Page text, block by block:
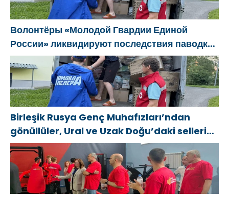
Волонтёры «Молодой Гвардии Единой
России» ликвидируют последствия паводков
на Урале и Дальнем Востоке
Birleşik Rusya Genç Muhafızları’ndan
gönüllüler, Ural ve Uzak Doğu’daki sellerin
sonuçlarını ortadan kaldırmaya yardımcı
oluyor